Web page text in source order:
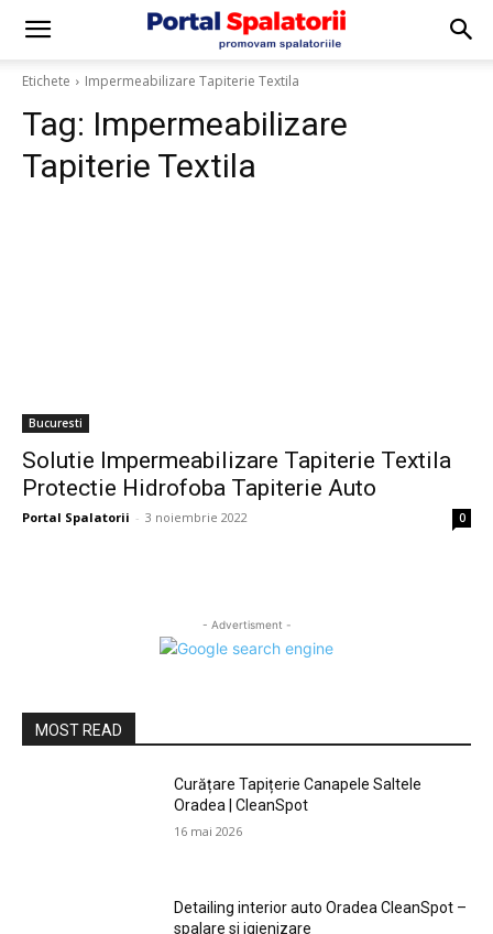
Etichete Impermeabilizare Tapiterie Textila
Tag: Impermeabilizare
Tapiterie Textila
Bucuresti
Solutie Impermeabilizare Tapiterie Textila
Protectie Hidrofoba Tapiterie Auto
Portal Spalatorii - 3 noiembrie 2022 0
- Advertisment -
MOST READ
Curățare Tapițerie Canapele Saltele
Oradea | CleanSpot
16 mai 2026
Detailing interior auto Oradea CleanSpot –
spalare si igienizare